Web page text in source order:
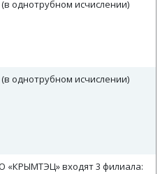
(в однотрубном исчислении)
(в однотрубном исчислении)
«КРЫМТЭЦ» входят 3 филиала: